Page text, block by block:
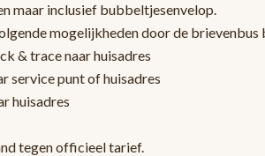
maar inclusief bubbeltjesenvelop.
mogelijkheden door de brievenbus
& trace naar huisadres
service punt of huisadres
huisadres
tegen officieel tarief.